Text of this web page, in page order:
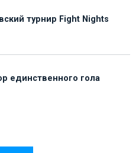
турнир Fight Nights
единственного гола